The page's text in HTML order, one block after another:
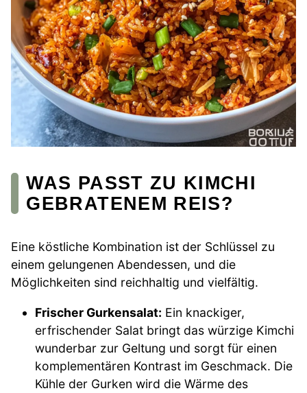
WAS PASST ZU KIMCHI
GEBRATENEM REIS?
Eine köstliche Kombination ist der Schlüssel zu
einem gelungenen Abendessen, und die
Möglichkeiten sind reichhaltig und vielfältig.
Frischer Gurkensalat: Ein knackiger,
erfrischender Salat bringt das würzige Kimchi
wunderbar zur Geltung und sorgt für einen
komplementären Kontrast im Geschmack. Die
Kühle der Gurken wird die Wärme des